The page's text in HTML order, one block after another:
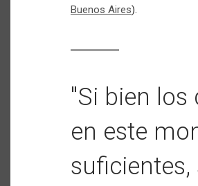
Buenos Aires).
"Si bien
en este